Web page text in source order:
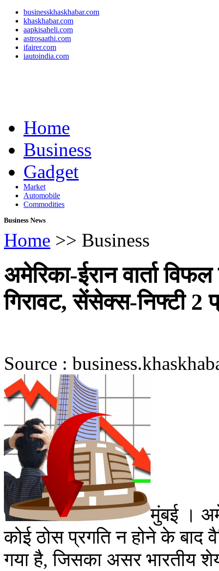
businesskhaskhabar.com
khaskhabar.com
aapkisaheli.com
astrosaathi.com
ifairer.com
iautoindia.com
Home
Business
Gadget
Market
Automobile
Commodities
Business News
Home >> Business
अमेरिका-ईरान वार्ता
गिरावट, सेंसेक्स-निफ्टी
Source :
मुंबई ।
कोई ठोस प्रगति न होने के बाद
गया है, जिसका असर भारतीय